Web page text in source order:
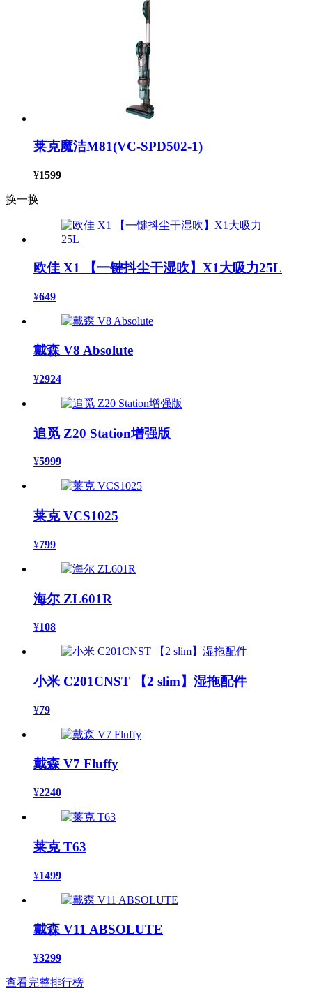
莱克魔洁M81(VC-SPD502-1)
¥1599
换一换
欧佳 X1 【一键抖尘干湿吹】X1大吸力25L
¥649
戴森 V8 Absolute
¥2924
追觅 Z20 Station增强版
¥5999
莱克 VCS1025
¥799
海尔 ZL601R
¥108
小米 C201CNST 【2 slim】湿拖配件
¥79
戴森 V7 Fluffy
¥2240
莱克 T63
¥1499
戴森 V11 ABSOLUTE
¥3299
查看完整排行榜